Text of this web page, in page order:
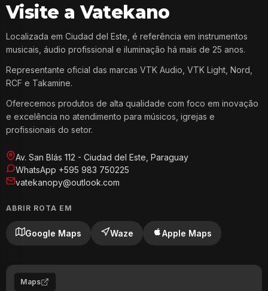
Visite a Vatekano
Localizada em Ciudad del Este, é referência em instrumentos
musicais, áudio profissional e iluminação há mais de 25 anos.
Representante oficial das marcas VTK Audio, VTK Light, Nord,
RCF e Takamine.
Oferecemos produtos de alta qualidade com foco em inovação
e excelência no atendimento para músicos, igrejas e
profissionais do setor.
Av. San Blás 112 - Ciudad del Este, Paraguay
WhatsApp +595 983 750225
vatekanopy@outlook.com
ABRIR ROTA EM
Google Maps Waze Apple Maps
Maps